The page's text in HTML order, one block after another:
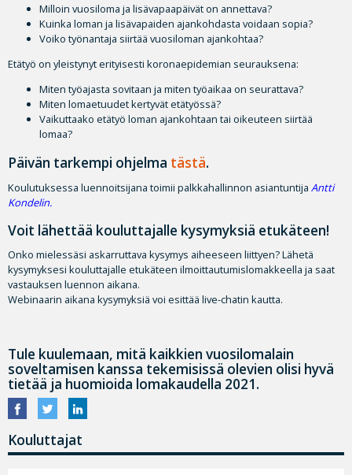
Milloin vuosiloma ja lisävapaapäivät on annettava?
Kuinka loman ja lisävapaiden ajankohdasta voidaan sopia?
Voiko työnantaja siirtää vuosiloman ajankohtaa?
Etätyö on yleistynyt erityisesti koronaepidemian seurauksena:
Miten työajasta sovitaan ja miten työaikaa on seurattava?
Miten lomaetuudet kertyvät etätyössä?
Vaikuttaako etätyö loman ajankohtaan tai oikeuteen siirtää
lomaa?
Päivän tarkempi ohjelma tästä.
Koulutuksessa luennoitsijana toimii palkkahallinnon asiantuntija Antti
Kondelin.
Voit lähettää kouluttajalle kysymyksiä etukäteen!
Onko mielessäsi askarruttava kysymys aiheeseen liittyen? Lähetä
kysymyksesi kouluttajalle etukäteen ilmoittautumislomakkeella ja saat
vastauksen luennon aikana.
Webinaarin aikana kysymyksiä voi esittää live-chatin kautta.
Tule kuulemaan, mitä kaikkien vuosilomalain
soveltamisen kanssa tekemisissä olevien olisi hyvä
tietää ja huomioida lomakaudella 2021.
Kouluttajat